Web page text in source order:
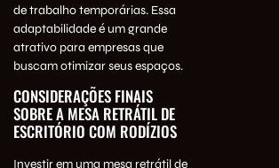
de trabalho temporárias. Essa
adaptabilidade é um grande
atrativo para empresas que
buscam otimizar seus espaços.
CONSIDERAÇÕES FINAIS
SOBRE A MESA RETRÁTIL DE
ESCRITÓRIO COM RODÍZIOS
Investir em uma mesa retrátil de